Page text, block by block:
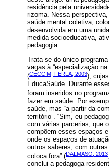
residência pela
rizoma. Nessa
saúde mental coletiva,
desenvolvida em uma
medida socioeducativa,
pedagogia.
Trata-se do único
vagas à “especialização
(CECCIM; FERLA, 2003),
EducaSaúde. Durante
foram inseridos no
fazer em saúde. Por
saúde, mas “a partir da
território”. “Sim, eu
com várias parcerias, que
compõem esses espaços
onde os espaços de
outros saberes, com
coloca fora” (DALMASO, 2013
conclui a pedagoga